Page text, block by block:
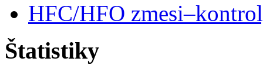
HFC/HFO
Štatistiky